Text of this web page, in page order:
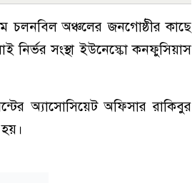
চলনবিল অঞ্চলের জনগোষ্ঠীর কাছে
নির্ভর সংস্থা ইউনেস্কো কনফুসিয়াস
অ্যাসোসিয়েট অফিসার রাকিবুর